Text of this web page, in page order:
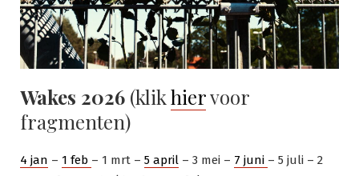
Wakes 2026 (klikhiervoor
fragmenten)
4 jan – 1 feb – 1 mrt – 5 april – 3 mei – 7 juni – 5 juli – 2